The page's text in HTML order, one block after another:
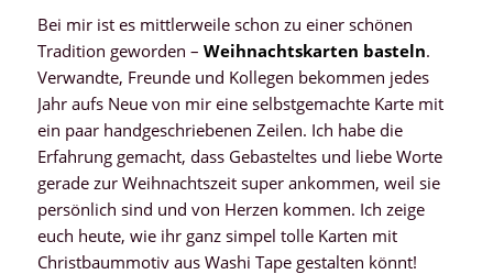
Bei mir ist es mittlerweile schon zu einer schönen
Tradition geworden – Weihnachtskarten basteln.
Verwandte, Freunde und Kollegen bekommen jedes
Jahr aufs Neue von mir eine selbstgemachte Karte mit
ein paar handgeschriebenen Zeilen. Ich habe die
Erfahrung gemacht, dass Gebasteltes und liebe Worte
gerade zur Weihnachtszeit super ankommen, weil sie
persönlich sind und von Herzen kommen. Ich zeige
euch heute, wie ihr ganz simpel tolle Karten mit
Christbaummotiv aus Washi Tape gestalten könnt!